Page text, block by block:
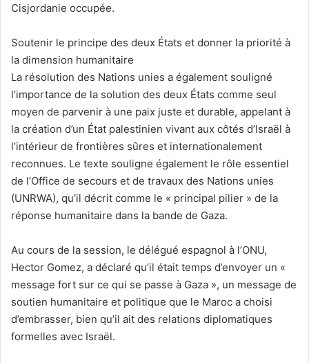
Cisjordanie occupée.
Soutenir le principe des deux États et donner la priorité à
la dimension humanitaire
La résolution des Nations unies a également souligné
l’importance de la solution des deux États comme seul
moyen de parvenir à une paix juste et durable, appelant à
la création d’un État palestinien vivant aux côtés d’Israël à
l’intérieur de frontières sûres et internationalement
reconnues. Le texte souligne également le rôle essentiel
de l’Office de secours et de travaux des Nations unies
(UNRWA), qu’il décrit comme le « principal pilier » de la
réponse humanitaire dans la bande de Gaza.
Au cours de la session, le délégué espagnol à l’ONU,
Hector Gomez, a déclaré qu’il était temps d’envoyer un «
message fort sur ce qui se passe à Gaza », un message de
soutien humanitaire et politique que le Maroc a choisi
d’embrasser, bien qu’il ait des relations diplomatiques
formelles avec Israël.